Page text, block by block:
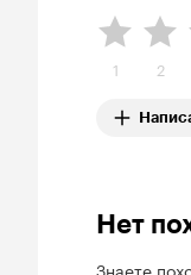
1 2
Нет
Знаете